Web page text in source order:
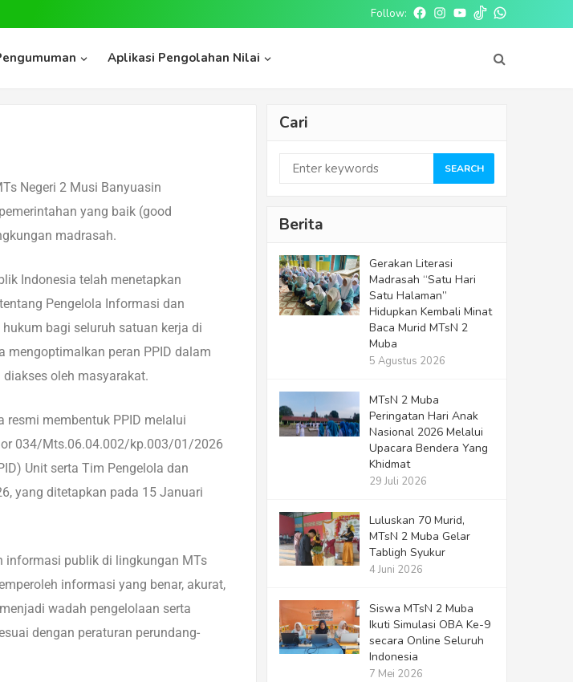
Follow:
Aplikasi Pengolahan Nilai
Negeri 2 Musi Banyuasin
yang baik (good
madrasah.
Indonesia telah menetapkan
Pengelola Informasi dan
bagi seluruh satuan kerja di
mengoptimalkan peran PPID dalam
oleh masyarakat.
resmi membentuk PPID melalui
034/Mts.06.04.002/kp.003/01/2026
Unit serta Tim Pengelola dan
yang ditetapkan pada 15 Januari
informasi publik di lingkungan MTs
informasi yang benar, akurat,
wadah pengelolaan serta
dengan peraturan perundang-
Cari
SEARCH
Berita
Gerakan Literasi
Madrasah “Satu Hari
Satu Halaman”
Hidupkan Kembali Minat
Baca Murid MTsN 2
Muba
5 Agustus 2026
MTsN 2 Muba
Peringatan Hari Anak
Nasional 2026 Melalui
Upacara Bendera Yang
Khidmat
29 Juli 2026
Luluskan 70 Murid,
MTsN 2 Muba Gelar
Tabligh Syukur
4 Juni 2026
Siswa MTsN 2 Muba
Ikuti Simulasi OBA Ke-9
secara Online Seluruh
Indonesia
7 Mei 2026